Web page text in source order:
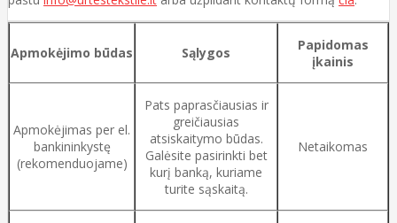
Apmokėjimo būdas Sąlygos
Papidomas
įkainis
Apmokėjimas per el.
bankininkystę
(rekomenduojame)
Pats paprasčiausias ir
greičiausias
atsiskaitymo būdas.
Galėsite pasirinkti bet
kurį banką, kuriame
turite sąskaitą.
Netaikomas